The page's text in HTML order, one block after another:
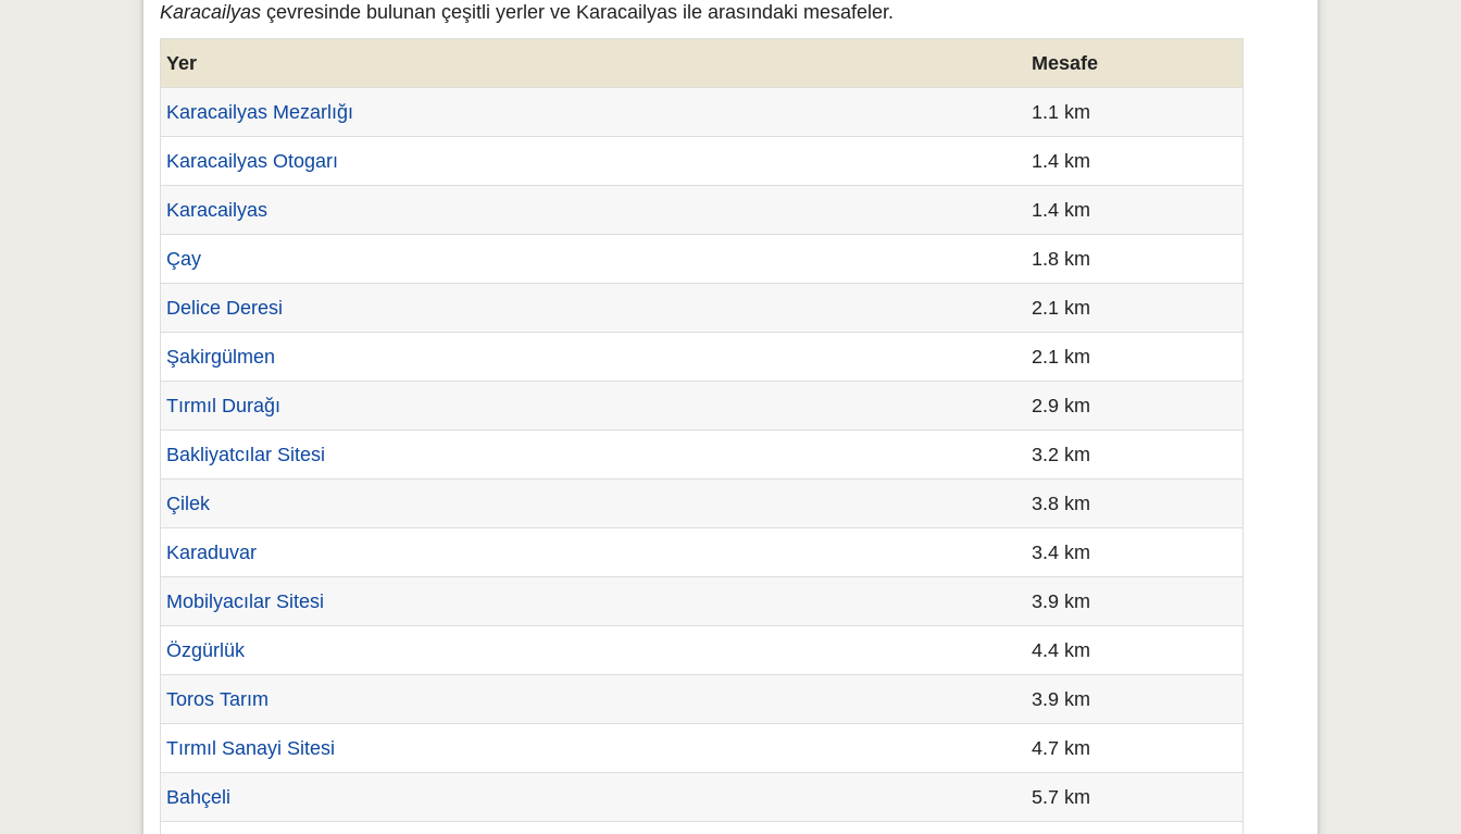
Karacailyas çevresinde bulunan çeşitli yerler ve Karacailyas ile arasındaki mesafeler.
Yer Mesafe
Karacailyas Mezarlığı 1.1 km
Karacailyas Otogarı 1.4 km
Karacailyas 1.4 km
Çay 1.8 km
Delice Deresi 2.1 km
Şakirgülmen 2.1 km
Tırmıl Durağı 2.9 km
Bakliyatcılar Sitesi 3.2 km
Çilek 3.8 km
Karaduvar 3.4 km
Mobilyacılar Sitesi 3.9 km
Özgürlük 4.4 km
Toros Tarım 3.9 km
Tırmıl Sanayi Sitesi 4.7 km
Bahçeli 5.7 km